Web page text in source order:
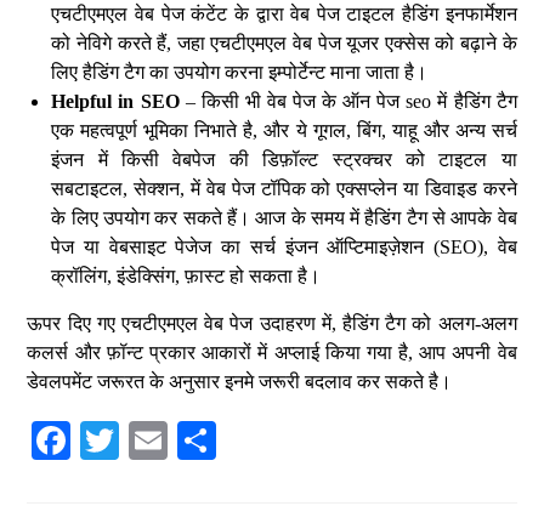
एचटीएमएल वेब पेज कंटेंट के द्वारा वेब पेज टाइटल हैडिंग इनफार्मेशन
को नेविगे करते हैं, जहा एचटीएमएल वेब पेज यूजर एक्सेस को बढ़ाने के
लिए हैडिंग टैग का उपयोग करना इम्पोर्टेन्ट माना जाता है।
Helpful in SEO– किसी भी वेब पेज के ऑन पेज seo में हैडिंग टैग
एक महत्वपूर्ण भूमिका निभाते है, और ये गूगल, बिंग, याहू और अन्य सर्च
इंजन में किसी वेबपेज की डिफ़ॉल्ट स्ट्रक्चर को टाइटल या
सबटाइटल, सेक्शन, में वेब पेज टॉपिक को एक्सप्लेन या डिवाइड करने
के लिए उपयोग कर सकते हैं। आज के समय में हैडिंग टैग से आपके वेब
पेज या वेबसाइट पेजेज का सर्च इंजन ऑप्टिमाइज़ेशन (SEO), वेब
क्रॉलिंग, इंडेक्सिंग, फ़ास्ट हो सकता है।
ऊपर दिए गए एचटीएमएल वेब पेज उदाहरण में, हैडिंग टैग को अलग-अलग
कलर्स और फ़ॉन्ट प्रकार आकारों में अप्लाई किया गया है, आप अपनी वेब
डेवलपमेंट जरूरत के अनुसार इनमे जरूरी बदलाव कर सकते है।
Fa T
E